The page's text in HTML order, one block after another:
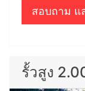
สอบถาม แ
รั้วสูง